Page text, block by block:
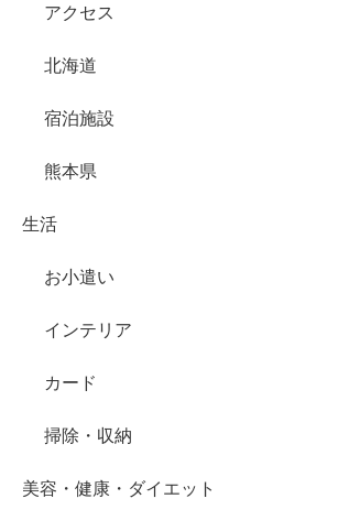
アクセス
北海道
宿泊施設
熊本県
生活
お小遣い
インテリア
カード
掃除・収納
美容・健康・ダイエット